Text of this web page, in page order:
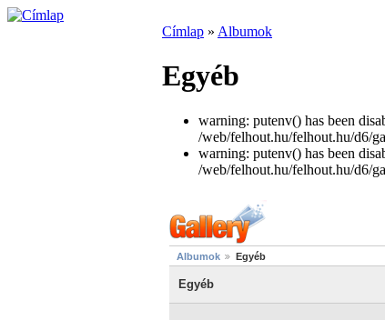
Címlap » Albumok
Egyéb
warning: putenv() has been
/web/felhout.hu/felhout.hu/d6/
warning: putenv() has been
/web/felhout.hu/felhout.hu/d6/
Albumok Egyéb
Egyéb